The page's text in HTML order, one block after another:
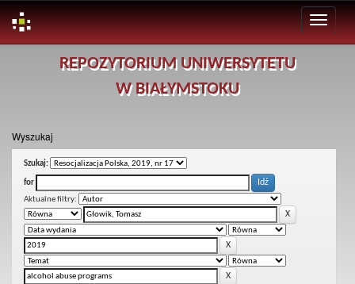
REPOZYTORIUM UNIWERSYTETU
W BIAŁYMSTOKU
Wyszukaj
Szukaj:
for
Aktualne filtry: